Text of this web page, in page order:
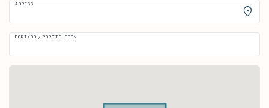
ADRESS
location_on
PORTKOD / PORTTELEFON